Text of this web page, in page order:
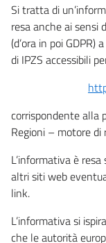
Si tratta di
resa anche ai sensi
(d’ora in poi
di IPZS accessibili
corrispondente alla
Regioni – motore di
L’informativa è
altri siti web
link.
L’informativa si
che le autorità